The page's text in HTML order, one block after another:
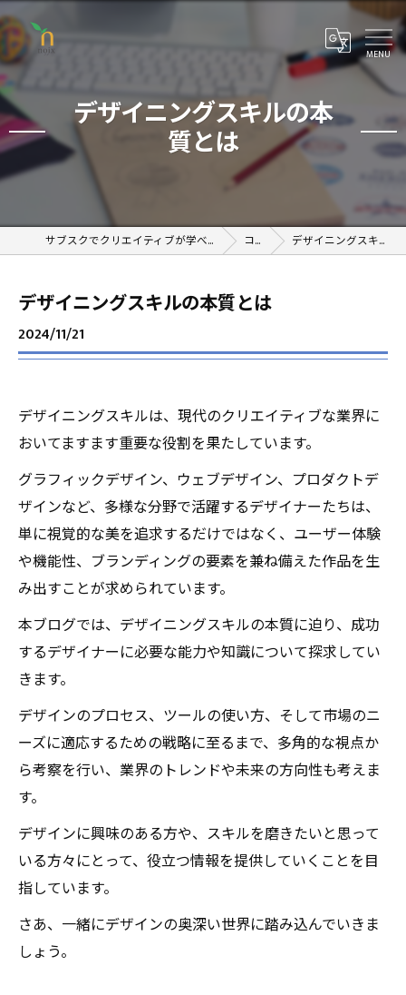
デザイニングスキルの本
質とは
サブスクでクリエイティブが学べるオンラインスクール コラム デザイニングスキルの本質とは
デザイニングスキルの本質とは
2024/11/21
デザイニングスキルは、現代のクリエイティブな業界に
おいてますます重要な役割を果たしています。
グラフィックデザイン、ウェブデザイン、プロダクトデ
ザインなど、多様な分野で活躍するデザイナーたちは、
単に視覚的な美を追求するだけではなく、ユーザー体験
や機能性、ブランディングの要素を兼ね備えた作品を生
み出すことが求められています。
本ブログでは、デザイニングスキルの本質に迫り、成功
するデザイナーに必要な能力や知識について探求してい
きます。
デザインのプロセス、ツールの使い方、そして市場のニ
ーズに適応するための戦略に至るまで、多角的な視点か
ら考察を行い、業界のトレンドや未来の方向性も考えま
す。
デザインに興味のある方や、スキルを磨きたいと思って
いる方々にとって、役立つ情報を提供していくことを目
指しています。
さあ、一緒にデザインの奥深い世界に踏み込んでいきま
しょう。